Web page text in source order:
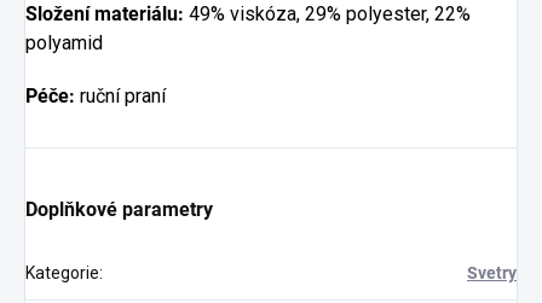
Složení materiálu: 49% viskóza, 29% polyester, 22%
polyamid
Péče: ruční praní
Doplňkové parametry
Kategorie: Svetry